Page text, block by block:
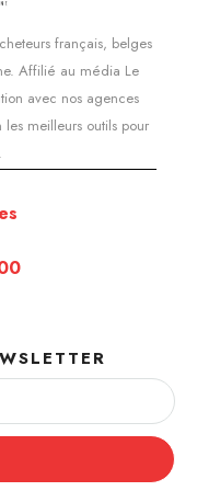
français, belges
Affilié au média Le
avec nos agences
les meilleurs outils pour